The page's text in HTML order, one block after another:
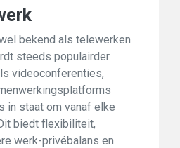
bekend als telewerken
steeds populairder.
videoconferenties,
in staat om vanaf elke
biedt flexibiliteit,
werk-privébalans en